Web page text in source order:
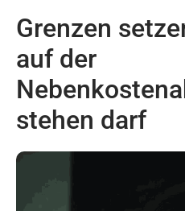
Grenzen
auf der
stehen darf